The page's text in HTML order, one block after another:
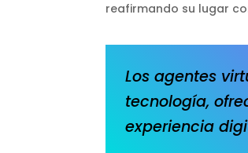
reafirmando su lugar
Los agentes
tecnología,
experiencia